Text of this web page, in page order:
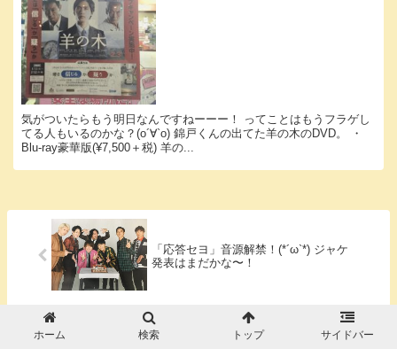
気がついたらもう明日なんですねーーー！ ってことはもうフラゲし
てる人もいるのかな？(о´∀`о) 錦戸くんの出てた羊の木のDVD。 ・
Blu-ray豪華版(¥7,500＋税) 羊の...
「応答セヨ」音源解禁！(*´ω`*) ジャケ
発表はまだかな〜！
ホーム 検索 トップ サイドバー